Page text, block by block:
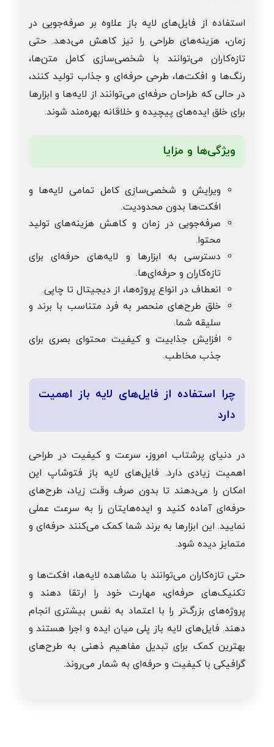
استفاده از فایل‌های لایه باز علاوه بر صرفه‌جویی در
زمان، هزینه‌های طراحی را نیز کاهش می‌دهد. حتی
تازه‌کاران می‌توانند با شخصی‌سازی کامل متن‌ها،
رنگ‌ها و افکت‌ها، طرحی حرفه‌ای و جذاب تولید کنند،
در حالی که طراحان حرفه‌ای می‌توانند از لایه‌ها و ابزارها
برای خلق ایده‌های پیچیده و خلاقانه بهره‌مند شوند.
ویژگی‌ها و مزایا
ویرایش و شخصی‌سازی کامل تمامی لایه‌ها و
افکت‌ها بدون محدودیت.
صرفه‌جویی در زمان و کاهش هزینه‌های تولید
محتوا.
دسترسی به ابزارها و لایه‌های حرفه‌ای برای
تازه‌کاران و حرفه‌ای‌ها.
انعطاف در انواع پروژه‌ها، از دیجیتال تا چاپی.
خلق طرح‌های منحصر به فرد متناسب با برند و
سلیقه شما.
افزایش جذابیت و کیفیت محتوای بصری برای
جذب مخاطب.
چرا استفاده از فایل‌های لایه باز اهمیت
دارد
در دنیای پرشتاب امروز، سرعت و کیفیت در طراحی
اهمیت زیادی دارد. فایل‌های لایه باز فتوشاپ این
امکان را می‌دهند تا بدون صرف وقت زیاد، طرح‌های
حرفه‌ای آماده کنید و ایده‌هایتان را به سرعت عملی
نمایید. این ابزارها به برند شما کمک می‌کنند حرفه‌ای و
متمایز دیده شود.
حتی تازه‌کاران می‌توانند با مشاهده لایه‌ها، افکت‌ها و
تکنیک‌های حرفه‌ای، مهارت خود را ارتقا دهند و
پروژه‌های بزرگ‌تر را با اعتماد به نفس بیشتری انجام
دهند. فایل‌های لایه باز پلی میان ایده و اجرا هستند و
بهترین کمک برای تبدیل مفاهیم ذهنی به طرح‌های
گرافیکی با کیفیت و حرفه‌ای به شمار می‌روند.